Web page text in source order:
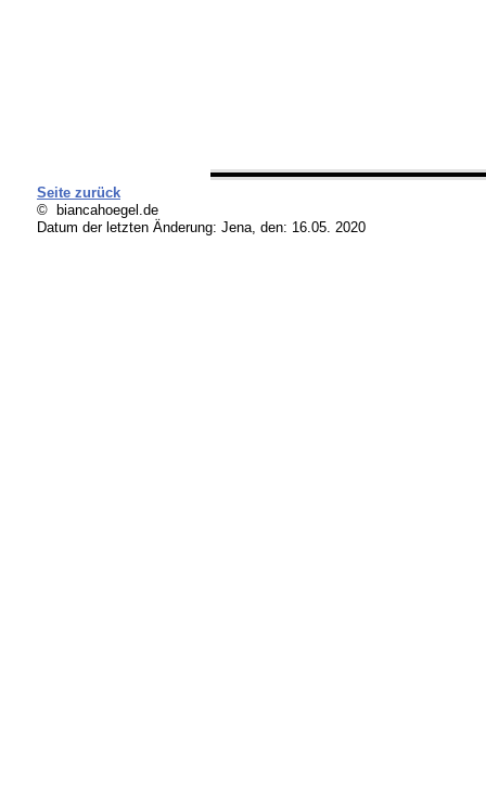
Seite zurück
© biancahoegel.de
Datum der letzten Änderung: Jena, den: 16.05. 2020